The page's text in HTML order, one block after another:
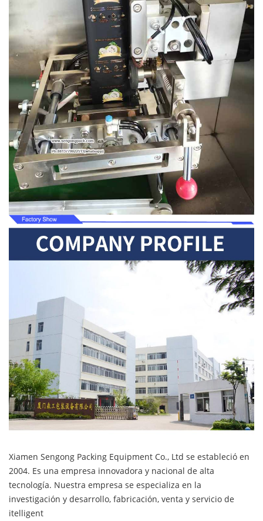
Xiamen Sengong Packing Equipment Co., Ltd se estableció en
2004. Es una empresa innovadora y nacional de alta
tecnología. Nuestra empresa se especializa en la
investigación y desarrollo, fabricación, venta y servicio de
itelligent